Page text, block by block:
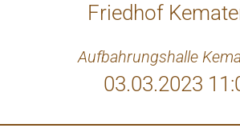
Friedhof
Aufbahrungshalle
03.03.2023